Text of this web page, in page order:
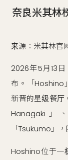
奈良米其林
来源：米其林官
2026年5月13
布。「Hoshino
新晋的星级餐厅
Hanagaki」
「Tsukumo」
Hoshino位于一